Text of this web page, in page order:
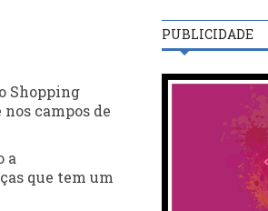
Shopping
campos de
a
que tem um
PUBLICIDADE